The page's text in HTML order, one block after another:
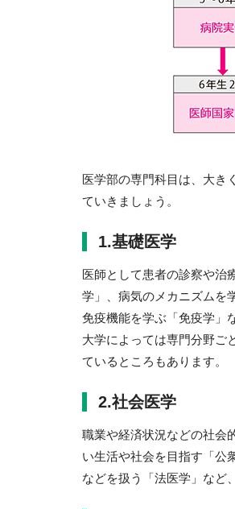
医学部の専門科目は、大き
ていきましょう。
1.基礎医学
医師として患者の診察や治
学」、病気のメカニズムを
免疫機能を学ぶ「免疫学」
大学によっては専門分野ご
ているところもあります。
2.社会医学
職業や経済状況などの社会
い生活や社会を目指す「公
などを扱う「法医学」など